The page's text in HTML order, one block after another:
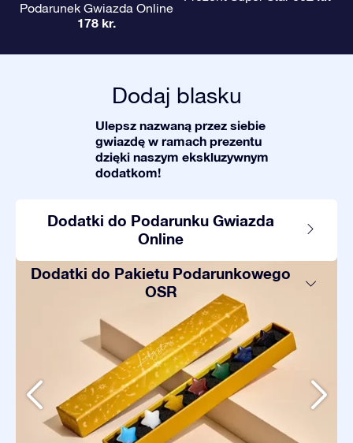
Podarunek Gwiazda Online
178 kr.
Dodaj blasku
Ulepsz nazwaną przez siebie
gwiazdę w ramach prezentu
dzięki naszym ekskluzywnym
dodatkom!
Dodatki do Podarunku Gwiazda
Online
Dodatki do Pakietu Podarunkowego
OSR